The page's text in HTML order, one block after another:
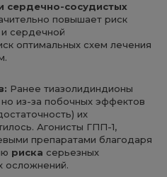
сердечно-сосудистых
повышает риск
и сердечной
оптимальных схем лечения
: Ранее тиазолидиндионы
из-за побочных эффектов
их
Агонисты ГПП-1,
препаратами благодаря
риска серьезных
осложнений.